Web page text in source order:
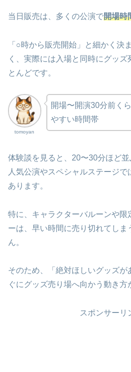
当日販売は、多くの公演で開場時
「○時から販売開始」と細かく決
く、実際には入場と同時にグッ
とんどです。
tomoyan
開場〜開演30分前く
やすい時間帯
体験談を見ると、20〜30分ほど並
人気公演やスペシャルステージ
あります。
特に、キャラクターバルーンや限
ーは、早い時間に売り切れてし
ん。
そのため、「絶対ほしいグッズが
ぐにグッズ売り場へ向かう動き方
スポンサーリ